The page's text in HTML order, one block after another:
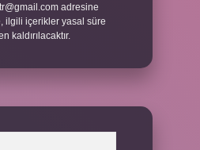
adresine
ilgili içerikler yasal süre
kaldırılacaktır.